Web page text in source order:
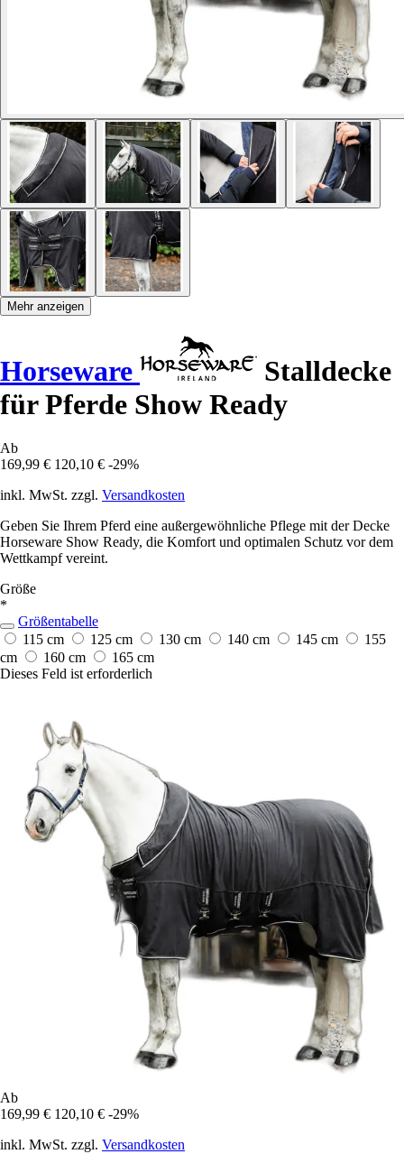
Mehr anzeigen
Horseware
Stalldecke
für Pferde Show Ready
Ab
169,99 € 120,10 € -29%
inkl. MwSt. zzgl. Versandkosten
Geben Sie Ihrem Pferd eine außergewöhnliche Pflege mit der Decke
Horseware Show Ready, die Komfort und optimalen Schutz vor dem
Wettkampf vereint.
Größe
*
Größentabelle
115 cm
125 cm 130 cm 140 cm 145 cm
155
cm
160 cm
165 cm
Dieses Feld ist erforderlich
Ab
169,99 € 120,10 € -29%
inkl. MwSt. zzgl. Versandkosten